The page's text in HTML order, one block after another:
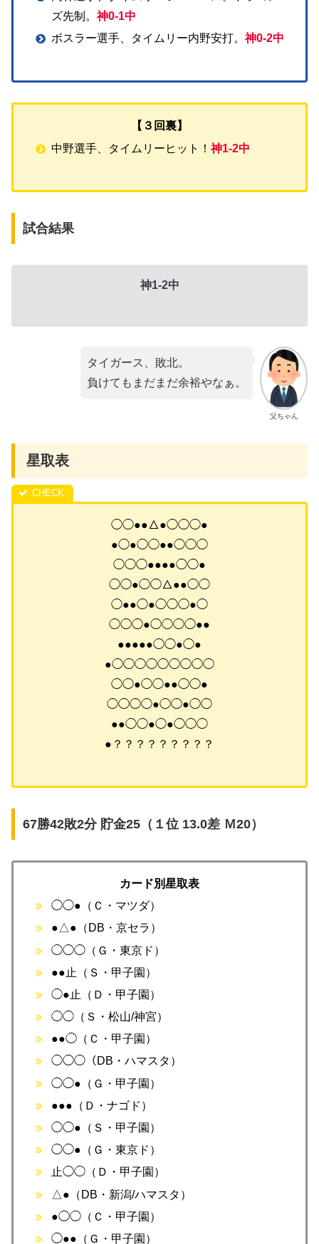
ズ先制。神0-1中
ボスラー選手、タイムリー内野安打。神0-2中
【３回裏】
中野選手、タイムリーヒット！神1-2中
試合結果
神1-2中
父ちゃん
タイガース、敗北。
負けてもまだまだ余裕やなぁ。
星取表
◯◯●●△●◯◯◯●
●◯●◯◯●●◯◯◯
◯◯◯●●●●◯◯●
◯◯●◯◯△●●◯◯
◯●●◯●◯◯◯●◯
◯◯◯●◯◯◯◯●●
●●●●●◯◯●◯●
●◯◯◯◯◯◯◯◯◯
◯◯●◯◯●●◯◯●
◯◯◯◯●◯◯●◯◯
●●◯◯●◯●◯◯◯
●？？？？？？？？？
67勝42敗2分 貯金25（１位 13.0差 Ｍ20）
カード別星取表
◯◯●（Ｃ・マツダ）
●△●（DB・京セラ）
◯◯◯（Ｇ・東京ド）
●●止（Ｓ・甲子園）
◯●止（Ｄ・甲子園）
◯◯（Ｓ・松山/神宮）
●●◯（Ｃ・甲子園）
◯◯◯（DB・ハマスタ）
◯◯●（Ｇ・甲子園）
●●●（Ｄ・ナゴド）
◯◯●（Ｓ・甲子園）
◯◯●（Ｇ・東京ド）
止◯◯（Ｄ・甲子園）
△●（DB・新潟/ハマスタ）
●◯◯（Ｃ・甲子園）
◯●●（Ｇ・甲子園）